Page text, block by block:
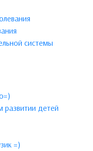
системы
детей
=)